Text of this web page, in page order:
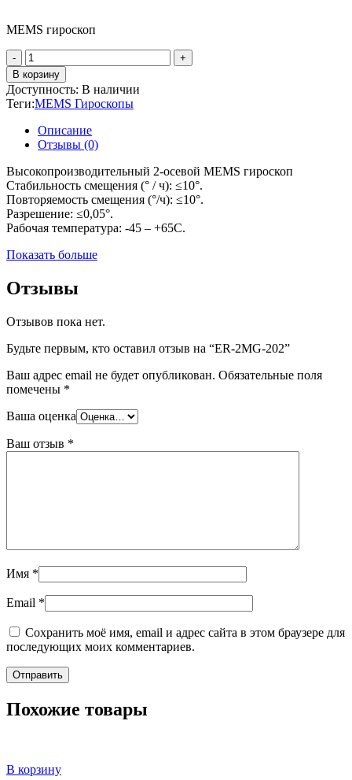
MEMS гироскоп
Количество
товара
ER-
2MG-
202
В корзину
Доступность: В наличии
Теги:MEMS Гироскопы
Описание
Отзывы (0)
Высокопроизводительный 2-осевой MEMS гироскоп
Стабильность смещения (° / ч): ≤10°.
Повторяемость смещения (°/ч): ≤10°.
Разрешение: ≤0,05°.
Рабочая температура: -45 – +65С.
Показать больше
Отзывы
Отзывов пока нет.
Будьте первым, кто оставил отзыв на “ER-2MG-202”
Ваш адрес email не будет опубликован. Обязательные поля
помечены *
Ваша оценка
Ваш отзыв *
Имя *
Email *
Сохранить моё имя, email и адрес сайта в этом браузере для
последующих моих комментариев.
Похожие товары
В корзину